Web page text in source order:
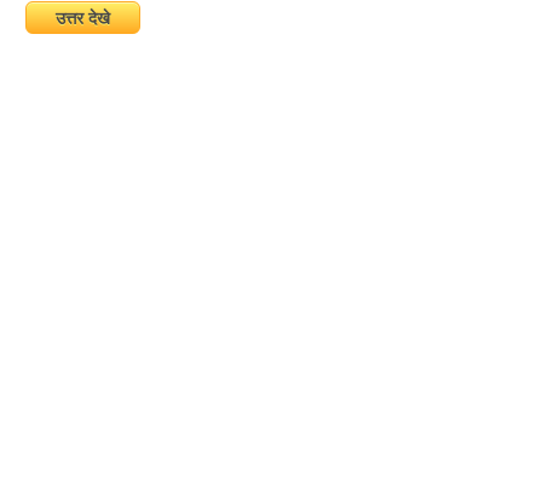
उत्तर देखे